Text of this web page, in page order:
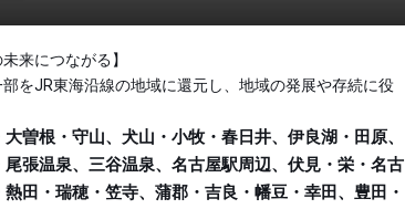
来につながる】
をJR東海沿線の地域に還元し、地域の発展や存続に役
曽根・守山、犬山・小牧・春日井、伊良湖・田原、
尾張温泉、三谷温泉、名古屋駅周辺、伏見・栄・名古
田・瑞穂・笠寺、蒲郡・吉良・幡豆・幸田、豊田・